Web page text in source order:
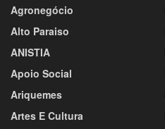
Agronegócio
Alto Paraiso
ANISTIA
Apoio Social
Ariquemes
Artes E Cultura